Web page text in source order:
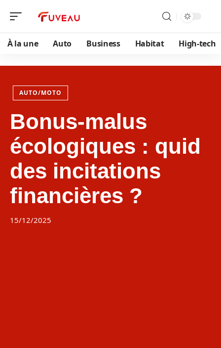
À la une Auto Business Habitat High-tech
AUTO/MOTO
Bonus-malus
écologiques : quid
des incitations
financières ?
15/12/2025